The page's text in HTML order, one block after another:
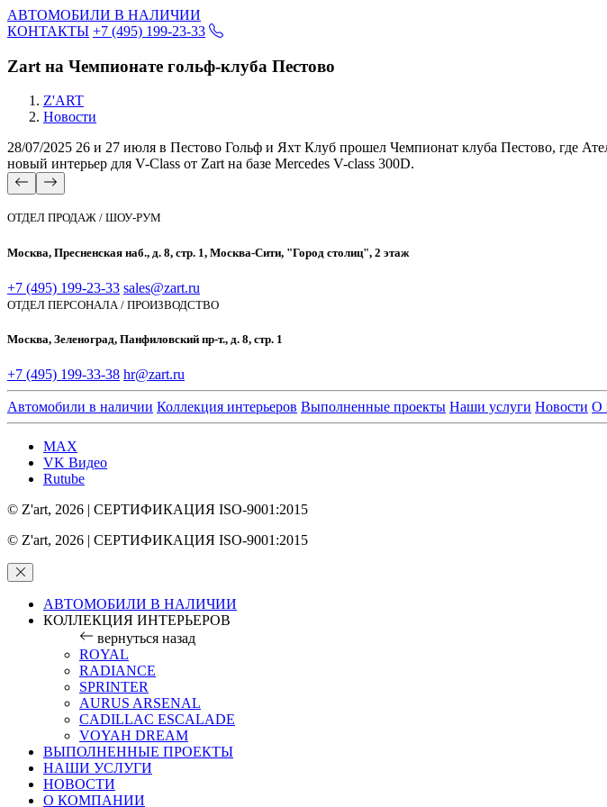
АВТОМОБИЛИ В НАЛИЧИИ
КОНТАКТЫ +7 (495) 199-23-33
Zart на Чемпионате гольф-клуба Пестово
Z'ART
Новости
28/07/2025 26 и 27 июля в Пестово Гольф и Яхт Клуб прошел Чемпионат клуба Пестово, где
новый интерьер для V-Class от Zart на базе Mercedes V-class 300D.
ОТДЕЛ ПРОДАЖ / ШОУ-РУМ
Москва, Пресненская наб., д. 8, стр. 1, Москва-Сити, "Город столиц", 2 этаж
+7 (495) 199-23-33 sales@zart.ru
ОТДЕЛ ПЕРСОНАЛА / ПРОИЗВОДСТВО
Москва, Зеленоград, Панфиловский пр-т., д. 8, стр. 1
+7 (495) 199-33-38 hr@zart.ru
Автомобили в наличии Коллекция интерьеров Выполненные проекты Наши услуги Новости О
MAX
VK Видео
Rutube
© Z'art, 2026 | СЕРТИФИКАЦИЯ ISO-9001:2015
© Z'art, 2026 | СЕРТИФИКАЦИЯ ISO-9001:2015
АВТОМОБИЛИ В НАЛИЧИИ
КОЛЛЕКЦИЯ ИНТЕРЬЕРОВ
вернуться назад
ROYAL
RADIANCE
SPRINTER
AURUS ARSENAL
CADILLAC ESCALADE
VOYAH DREAM
ВЫПОЛНЕННЫЕ ПРОЕКТЫ
НАШИ УСЛУГИ
НОВОСТИ
О КОМПАНИИ